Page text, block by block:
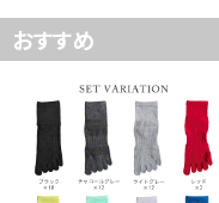
おすすめ